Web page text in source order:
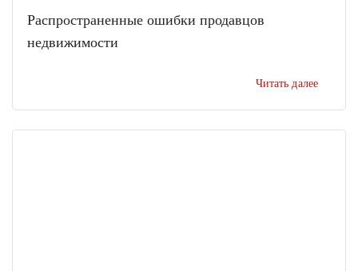
Распространенные ошибки продавцов
недвижимости
Читать далее